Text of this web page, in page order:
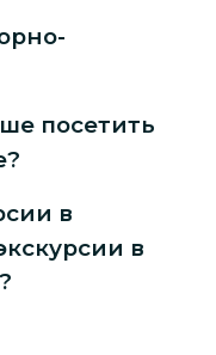
посетить
в
в